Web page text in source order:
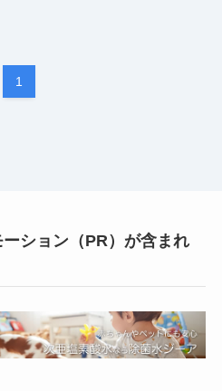
1
ション（PR）が含まれ